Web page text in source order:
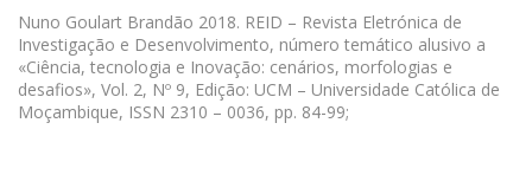
Nuno Goulart Brandão 2018. REID – Revista Eletrónica de
Investigação e Desenvolvimento, número temático alusivo a
«Ciência, tecnologia e Inovação: cenários, morfologias e
desafios», Vol. 2, Nº 9, Edição: UCM – Universidade Católica de
Moçambique, ISSN 2310 – 0036, pp. 84-99;